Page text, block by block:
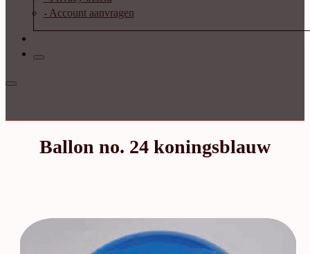
- Account aanvragen
Ballon no. 24 koningsblauw